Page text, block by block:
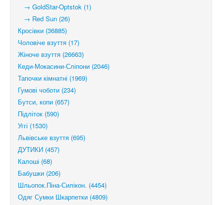
→ GoldStar-Optstok (1)
→ Red Sun (26)
Кросівки (36885)
Чоловіче взуття (17)
Жіноче взуття (26663)
Кеди-Мокасини-Сліпони (2046)
Тапочки кімнатні (1969)
Гумові чоботи (234)
Бутси, копи (657)
Підліток (590)
Уггі (1530)
Львівське взуття (695)
ДУТИКИ (457)
Калоші (68)
Бабушки (206)
Шльопок.Піна-Силікон. (4454)
Одяг Сумки Шкарпетки (4809)